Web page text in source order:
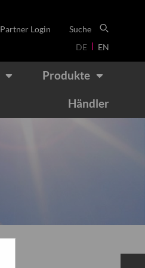
Partner Login
Suche
DE
EN
Produkte
®
Händler